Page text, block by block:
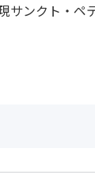
サンクト・ペ